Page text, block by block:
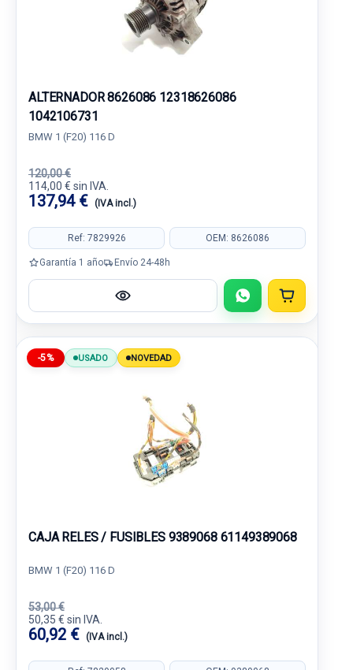
ALTERNADOR 8626086 12318626086
1042106731
BMW 1 (F20) 116 D
120,00 €
114,00 € sin IVA.
137,94 € (IVA incl.)
Ref: 7829926 OEM: 8626086
Garantía 1 año Envío 24-48h
-5% USADO NOVEDAD
CAJA RELES / FUSIBLES 9389068 61149389068
BMW 1 (F20) 116 D
53,00 €
50,35 € sin IVA.
60,92 € (IVA incl.)